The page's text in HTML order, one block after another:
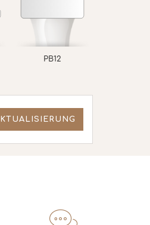
PB12